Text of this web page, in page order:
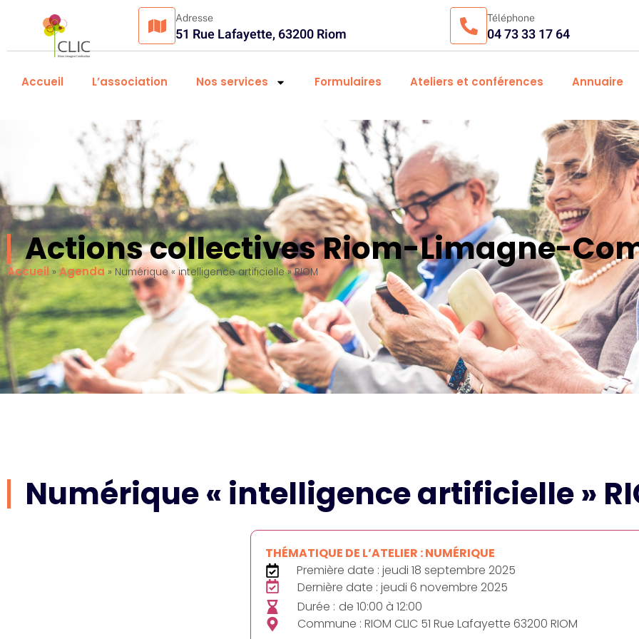
Adresse
51 Rue Lafayette, 63200 Riom
Téléphone
04 73 33 17 64
Accueil L’association Nos services Formulaires Ateliers et conférences Annuaire
Actions collectives Riom-Limagne-
Accueil » Agenda» Numérique « intelligence artificielle » RIOM
Numérique « intelligence artificielle »
THÉMATIQUE DE L’ATELIER : NUMÉRIQUE
Première date : jeudi 18 septembre 2025
Dernière date : jeudi 6 novembre 2025
Durée : de 10:00 à 12:00
Commune : RIOM CLIC 51 Rue Lafayette 63200 RIOM